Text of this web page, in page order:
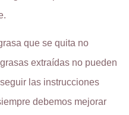
que se quita no
extraídas no pueden
las instrucciones
debemos mejorar